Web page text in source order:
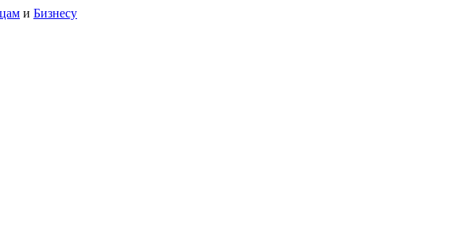
и Бизнесу